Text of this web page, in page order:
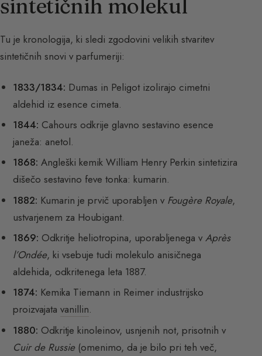
sintetičnih molekul
Tu je kronologija, ki sledi zgodovini velikih stvaritev
sintetičnih snovi v parfumeriji:
1833/1834: Dumas in Peligot izolirajo cimetni
aldehid iz esence cimeta.
1844: Cahours odkrije glavno sestavino esence
janeža: anetol.
1868: Angleški kemik William Henry Perkin sintetizira
dišečo sestavino feve tonka: kumarin.
1882: Kumarin je prvič uporabljen v Fougère Royale,
ustvarjenem za Houbigant.
1869: Odkritje heliotropina, uporabljenega vAprès
l’Ondée, ki vsebuje tudi molekulo anisičnega
aldehida, odkritenega leta 1887.
1874: Kemika Tiemann in Reimer industrijsko
proizvajatavanillin.
1880: Odkritje kinoleinov, usnjenih not, prisotnih v
Cuir de Russie(omenimo, da je bilo pri teh več,